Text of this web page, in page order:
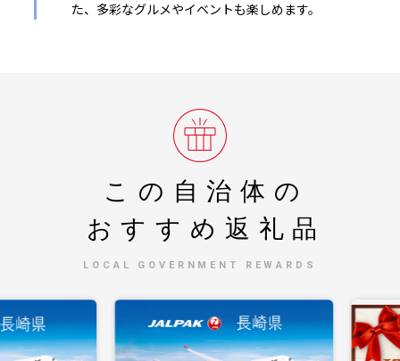
た、多彩なグルメやイベントも楽しめます。
この自治体の
おすすめ返礼品
LOCAL GOVERNMENT REWARDS